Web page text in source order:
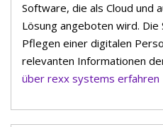
Software, die als Cloud und
Lösung angeboten wird.
Pflegen einer digitalen
relevanten Informationen
über rexx systems erfahren